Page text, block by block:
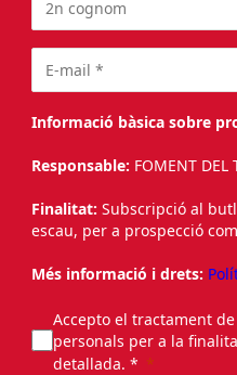
Informació bàsica sobre
Responsable: FOMENT DEL
Finalitat: Subscripció al
escau, per a prospecció
Més informació i drets:
Accepto el tractament
personals per a la
detallada. *